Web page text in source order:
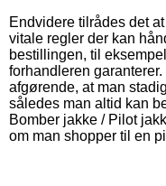
Endvidere tilrådes det
vitale regler der kan
bestillingen, til
forhandleren
afgørende, at man
således man altid kan
Bomber jakke / Pilot
om man shopper til en